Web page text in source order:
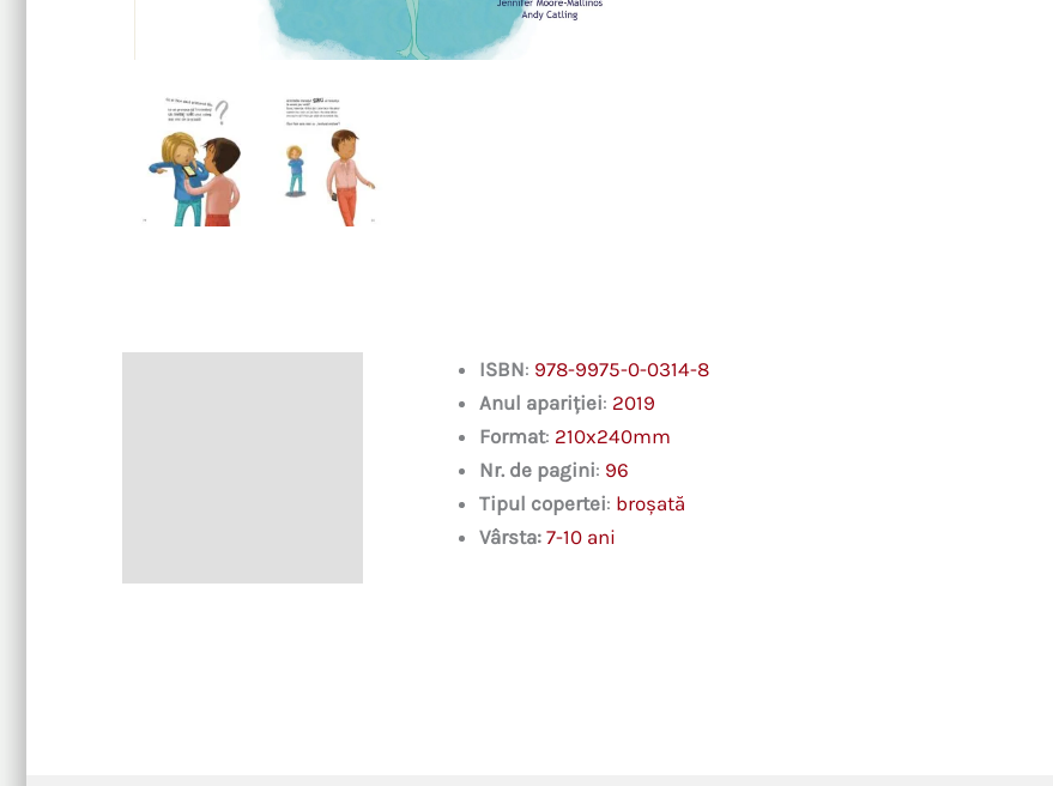
ISBN: 978-9975-0-0314-8
Anul apariției: 2019
Format: 210x240mm
Nr. de pagini: 96
Tipul copertei: broșată
Vârsta:7-10 ani